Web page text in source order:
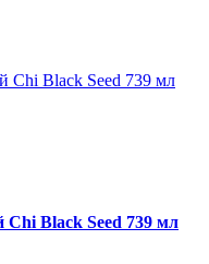
Black Seed 739 мл